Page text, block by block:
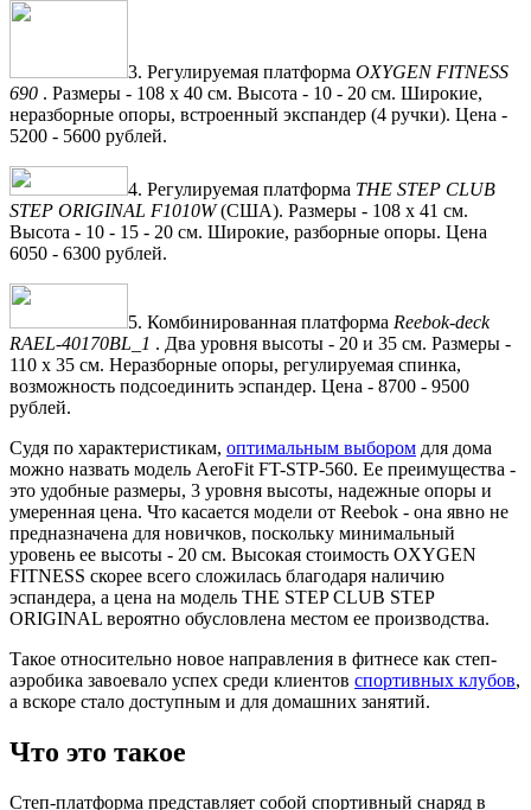
3. Регулируемая платформа OXYGEN FITNESS
690 . Размеры - 108 х 40 см. Высота - 10 - 20 см. Широкие,
неразборные опоры, встроенный экспандер (4 ручки). Цена -
5200 - 5600 рублей.
4. Регулируемая платформа THE STEP CLUB
STEP ORIGINAL F1010W(США). Размеры - 108 х 41 см.
Высота - 10 - 15 - 20 см. Широкие, разборные опоры. Цена
6050 - 6300 рублей.
5. Комбинированная платформа Reebok-deck
RAEL-40170BL_1 . Два уровня высоты - 20 и 35 см. Размеры -
110 х 35 см. Неразборные опоры, регулируемая спинка,
возможность подсоединить эспандер. Цена - 8700 - 9500
рублей.
Судя по характеристикам, оптимальным выбором для дома
можно назвать модель AeroFit FT-STP-560. Ее преимущества -
это удобные размеры, 3 уровня высоты, надежные опоры и
умеренная цена. Что касается модели от Reebok - она явно не
предназначена для новичков, поскольку минимальный
уровень ее высоты - 20 см. Высокая стоимость OXYGEN
FITNESS скорее всего сложилась благодаря наличию
эспандера, а цена на модель THE STEP CLUB STEP
ORIGINAL вероятно обусловлена местом ее производства.
Такое относительно новое направления в фитнесе как степ-
аэробика завоевало успех среди клиентов спортивных клубов,
а вскоре стало доступным и для домашних занятий.
Что это такое
Степ-платформа представляет собой спортивный снаряд в